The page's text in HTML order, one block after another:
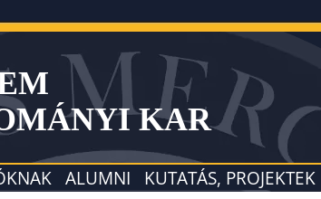
KAR
ALUMNI KUTATÁS, PROJEKTEK